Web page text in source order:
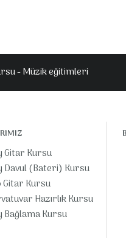
- Müzik eğitimleri
Gitar Kursu
Davul (Bateri) Kursu
Kursu
Hazırlık Kursu
Bağlama Kursu